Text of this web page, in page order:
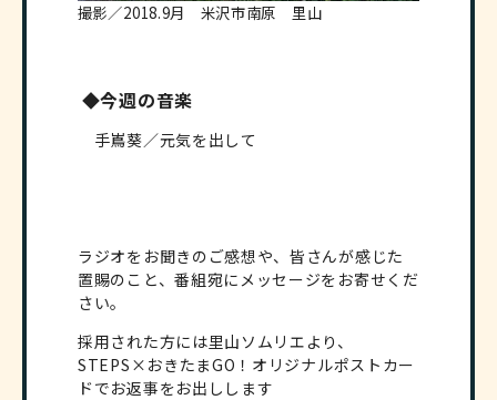
撮影／2018.9月 米沢市南原 里山
◆今週の音楽
手嶌葵／元気を出して
ラジオをお聞きのご感想や、皆さんが感じた
置賜のこと、番組宛にメッセージをお寄せくだ
さい。
採用された方には里山ソムリエより、
STEPS×おきたまGO！オリジナルポストカー
ドでお返事をお出しします